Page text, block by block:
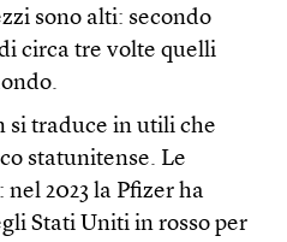
sono alti: secondo
circa tre volte quelli
si traduce in utili che
statunitense. Le
2023 la Pfizer ha
Stati Uniti in rosso per